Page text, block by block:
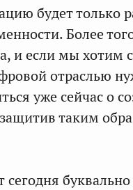
будет только
Более
и если мы хотим
отраслью
уже сейчас о
таким
буквально